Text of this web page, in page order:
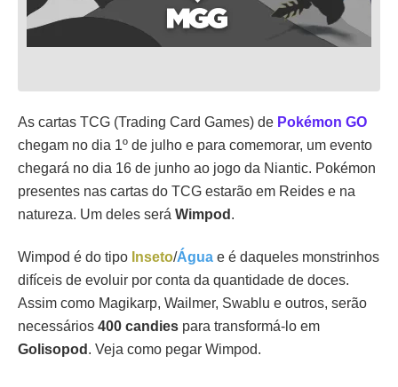
As cartas TCG (Trading Card Games) de Pokémon GO
chegam no dia 1º de julho e para comemorar, um evento
chegará no dia 16 de junho ao jogo da Niantic. Pokémon
presentes nas cartas do TCG estarão em Reides e na
natureza. Um deles será Wimpod .
Wimpod é do tipo Inseto/Água e é daqueles monstrinhos
difíceis de evoluir por conta da quantidade de doces.
Assim como Magikarp, Wailmer, Swablu e outros, serão
necessários 400 candies para transformá-lo em
Golisopod . Veja como pegar Wimpod.